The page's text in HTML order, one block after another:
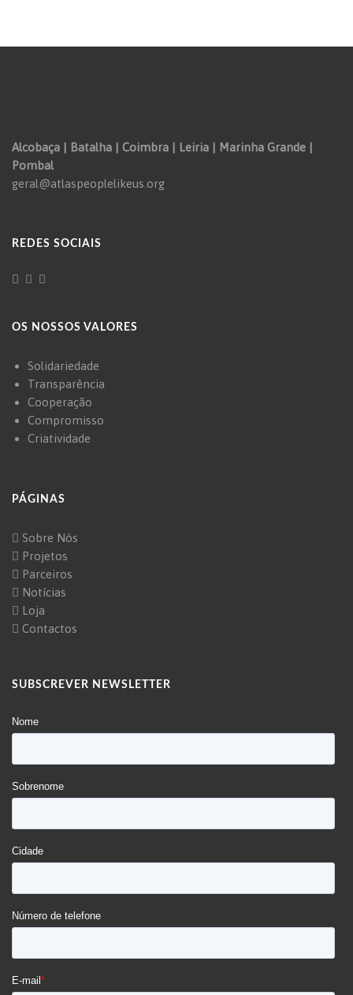
Alcobaça | Batalha | Coimbra | Leiria | Marinha Grande |
Pombal
geral@atlaspeoplelikeus.org
REDES SOCIAIS
OS NOSSOS VALORES
Solidariedade
Transparência
Cooperação
Compromisso
Criatividade
PÁGINAS
Sobre Nós
Projetos
Parceiros
Notícias
Loja
Contactos
SUBSCREVER NEWSLETTER